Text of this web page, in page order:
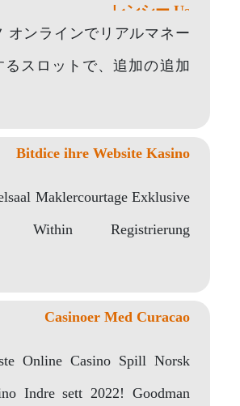
レンシー Us
オンラインでリアルマネー
るスロットで、追加の追加
ん オンラインスロットの実
イン スロット ゲーム 最高
スロット ゲーム ギャンブ
ラインスロット向けの最高
Bitdice ihre Website Kasino
Maklercourtage Exklusive
Within Registrierung
Euroletten Gebührenfrei
Casinoer Med Curacao
Online Casino Spill Norsk
Indre sett 2022! Goodman